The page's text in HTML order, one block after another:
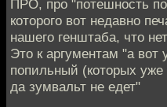
ПРО, про "потешность
которого вот недавно
нашего генштаба, что
Это к аргументам "а вот
попильный (которых
да зумвальт не едет"